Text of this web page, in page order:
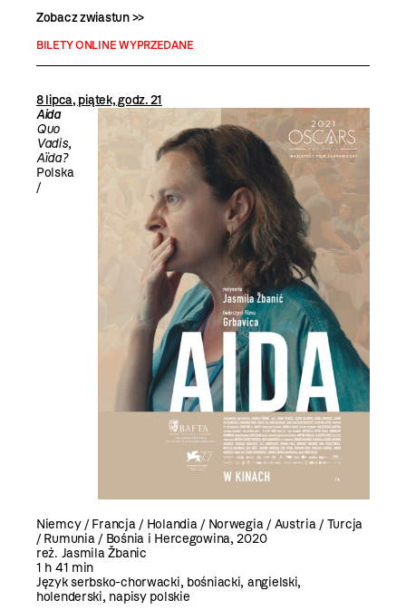
Zobacz zwiastun >>
BILETY ONLINE WYPRZEDANE
8 lipca, piątek, godz. 21
Aida
Quo
Vadis,
Aïda?
Polska
/
Niemcy / Francja / Holandia / Norwegia / Austria / Turcja
/ Rumunia / Bośnia i Hercegowina, 2020
reż. Jasmila Žbanic
1 h 41 min
Język serbsko-chorwacki, bośniacki, angielski,
holenderski, napisy polskie